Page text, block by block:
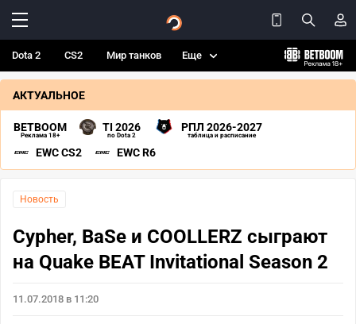
Dota 2 CS2 Мир танков Еще
АКТУАЛЬНОЕ
BETBOOM
Реклама 18+
TI 2026
по Dota 2
РПЛ 2026-2027
таблица и расписание
EWC CS2 EWC R6
Новость
Cypher, BaSe и COOLLERZ сыграют
на Quake BEAT Invitational Season 2
11.07.2018 в 11:20